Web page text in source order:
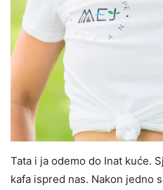
Tata i ja odemo do Inat kuće.
kafa ispred nas. Nakon jedno